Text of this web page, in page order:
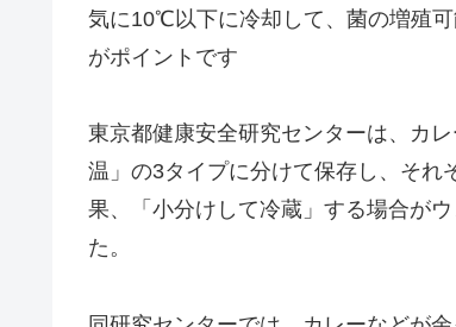
気に10℃以下に冷却して、菌の増殖
がポイントです
東京都健康安全研究センターは、カ
温」の3タイプに分けて保存し、それ
果、「小分けして冷蔵」する場合が
た。